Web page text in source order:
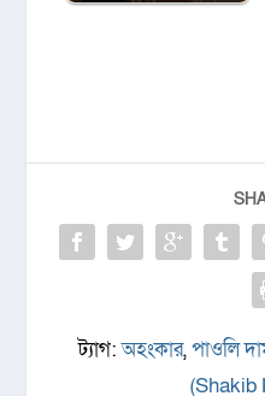
ট্যাগ:অহংকার,পাওলি
(Shakib